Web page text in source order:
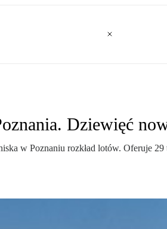
Dziewięć
w Poznaniu rozkład lotów.